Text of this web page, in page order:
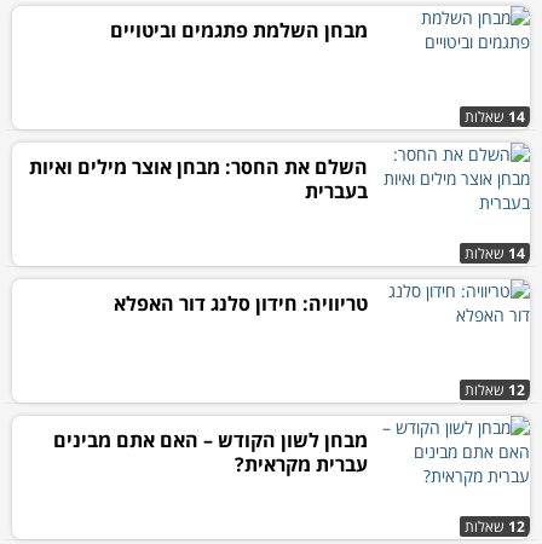
14 שאלות
מבחן השלמת פתגמים וביטויים
14 שאלות
השלם את החסר: מבחן אוצר מילים ואיות
בעברית
12 שאלות
טריוויה: חידון סלנג דור האפלא
12 שאלות
מבחן לשון הקודש – האם אתם מבינים
עברית מקראית?